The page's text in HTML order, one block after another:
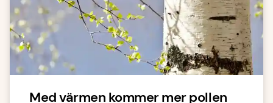
Med värmen kommer mer pollen